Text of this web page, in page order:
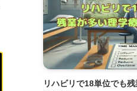
リハビリで18単位でも